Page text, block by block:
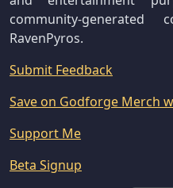
community-
RavenPyros.
Submit Feedback
Save on Godforge Merch
Support Me
Beta Signup